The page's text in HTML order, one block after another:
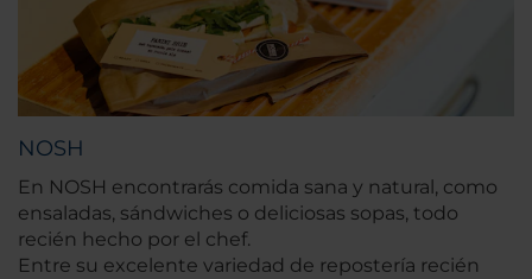
NOSH
En NOSH encontrarás comida sana y natural, como
ensaladas, sándwiches o deliciosas sopas, todo
recién hecho por el chef.
Entre su excelente variedad de repostería recién